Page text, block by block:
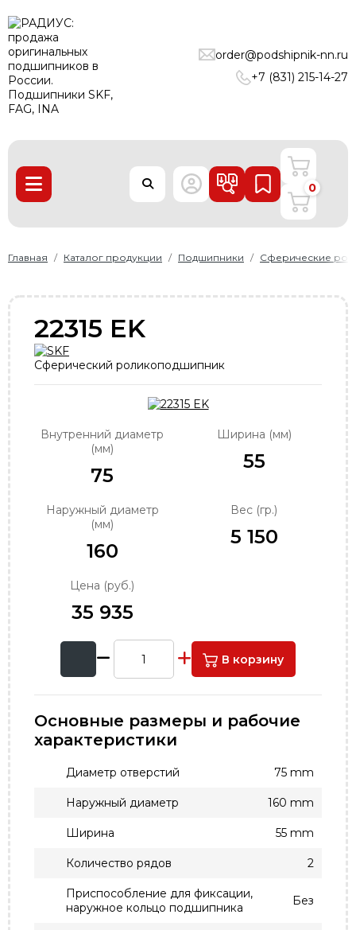
order@podshipnik-nn.ru
+7 (831) 215-14-27
ПОДШИПНИКИ
ЛИНЕЙНЫЕ ТЕХНОЛОГИИ
РЕМНИ
О нас
Доставка и оплата
+7 (831) 215-14-27
order@podshipnik-nn.ru
0
Главная Каталог продукции Подшипники Сферические
22315 EK
Сферический роликоподшипник
Внутренний диаметр
(мм)
75
Ширина (мм)
55
Наружный диаметр
(мм)
160
Вес (гр.)
5 150
Цена (руб.)
35 935
В корзину
Основные размеры и рабочие
характеристики
Диаметр отверстий 75 mm
Наружный диаметр 160 mm
Ширина 55 mm
Количество рядов 2
Приспособление для фиксации,
наружное кольцо подшипника
Без